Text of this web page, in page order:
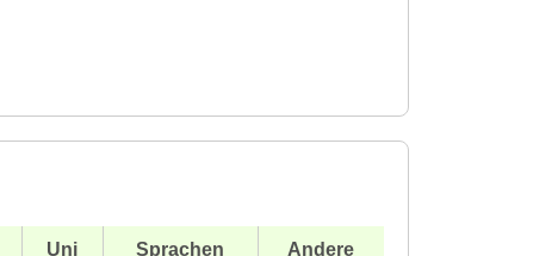
Uni Sprachen Andere